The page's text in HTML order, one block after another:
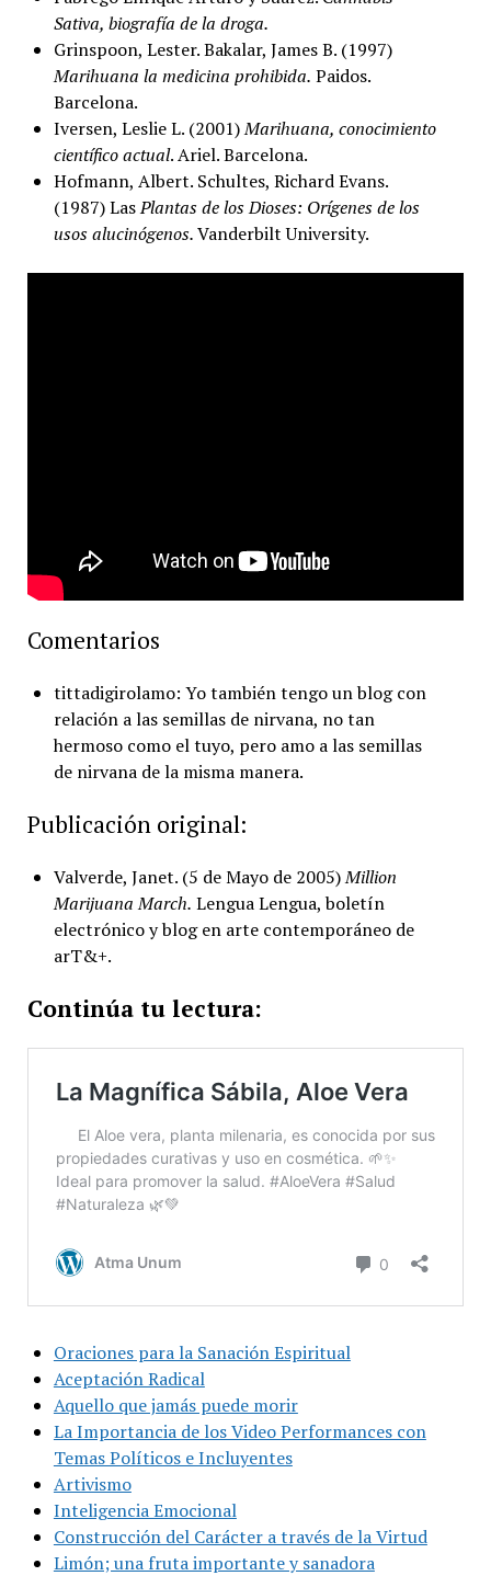
Sativa, biografía de la droga.
Grinspoon, Lester. Bakalar, James B. (1997)
Marihuana la medicina prohibida. Paidos.
Barcelona.
Iversen, Leslie L. (2001)Marihuana, conocimiento
científico actual. Ariel. Barcelona.
Hofmann, Albert. Schultes, Richard Evans.
(1987) LasPlantas de los Dioses: Orígenes de los
usos alucinógenos.Vanderbilt University.
Comentarios
tittadigirolamo: Yo también tengo un blog con
relación a las semillas de nirvana, no tan
hermoso como el tuyo, pero amo a las semillas
de nirvana de la misma manera.
Publicación original:
Valverde, Janet. (5 de Mayo de 2005)Million
Marijuana March. Lengua Lengua, boletín
electrónico y blog en arte contemporáneo de
arT&+.
Continúa tu lectura:
Oraciones para la Sanación Espiritual
Aceptación Radical
Aquello que jamás puede morir
La Importancia de los Video Performances con
Temas Políticos e Incluyentes
Artivismo
Inteligencia Emocional
Construcción del Carácter a través de la Virtud
Limón; una fruta importante y sanadora